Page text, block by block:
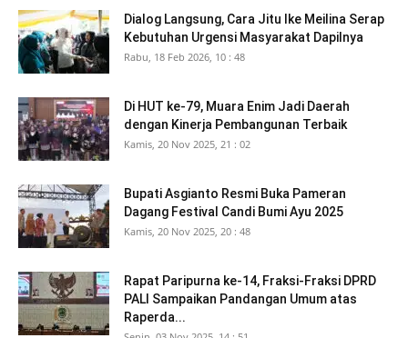
Dialog Langsung, Cara Jitu Ike Meilina Serap
Kebutuhan Urgensi Masyarakat Dapilnya
Rabu, 18 Feb 2026, 10 : 48
Di HUT ke-79, Muara Enim Jadi Daerah
dengan Kinerja Pembangunan Terbaik
Kamis, 20 Nov 2025, 21 : 02
Bupati Asgianto Resmi Buka Pameran
Dagang Festival Candi Bumi Ayu 2025
Kamis, 20 Nov 2025, 20 : 48
Rapat Paripurna ke-14, Fraksi-Fraksi DPRD
PALI Sampaikan Pandangan Umum atas
Raperda...